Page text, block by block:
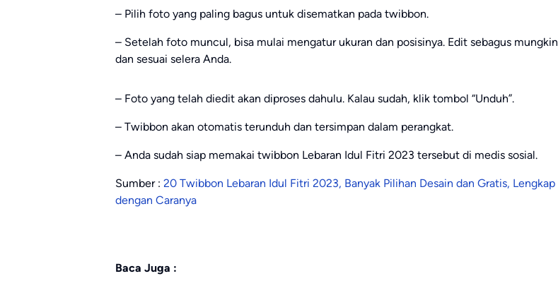
– Pilih foto yang paling bagus untuk disematkan pada twibbon.
– Setelah foto muncul, bisa mulai mengatur ukuran dan posisinya. Edit sebagus mungkin
dan sesuai selera Anda.
– Foto yang telah diedit akan diproses dahulu. Kalau sudah, klik tombol “Unduh”.
– Twibbon akan otomatis terunduh dan tersimpan dalam perangkat.
– Anda sudah siap memakai twibbon Lebaran Idul Fitri 2023 tersebut di medis sosial.
Sumber : 20 Twibbon Lebaran Idul Fitri 2023, Banyak Pilihan Desain dan Gratis, Lengkap
dengan Caranya
Baca Juga :